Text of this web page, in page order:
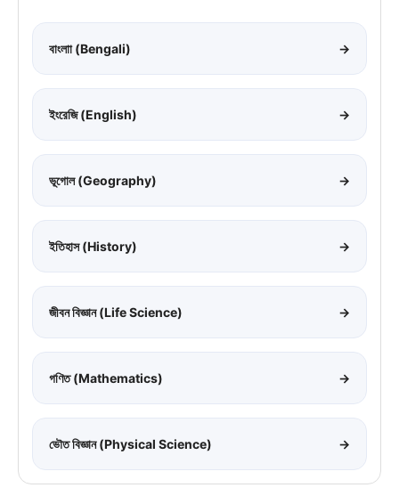
বাংলাা (Bengali) →
ইংরেজি (English) →
ভূগোল (Geography) →
ইতিহাস (History) →
জীবন বিজ্ঞান (Life Science) →
গণিত (Mathematics) →
ভৌত বিজ্ঞান (Physical Science) →